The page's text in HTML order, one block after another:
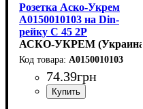
Розетка Аско-Укрем
A0150010103 на Din-
рейку C 45 2Р
АСКО-УКРЕМ (Украина)
A0150010103
74.39грн